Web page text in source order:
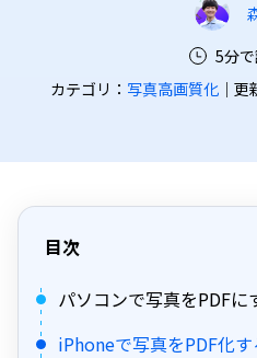
5分
カテゴリ： 写真高画質化｜更
目次
パソコンで写真をPDF
iPhoneで写真をPDF化